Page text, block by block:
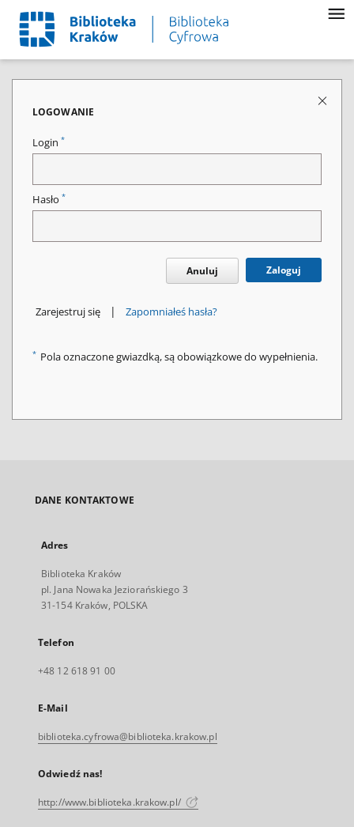
LOGOWANIE
Login *
Hasło *
Anuluj Zaloguj
Zarejestruj się | Zapomniałeś hasła?
* Pola oznaczone gwiazdką, są obowiązkowe do wypełnienia.
DANE KONTAKTOWE
Adres
Biblioteka Kraków
pl. Jana Nowaka Jeziorańskiego 3
31-154 Kraków, POLSKA
Telefon
+48 12 618 91 00
E-Mail
biblioteka.cyfrowa@biblioteka.krakow.pl
Odwiedź nas!
http://www.biblioteka.krakow.pl/